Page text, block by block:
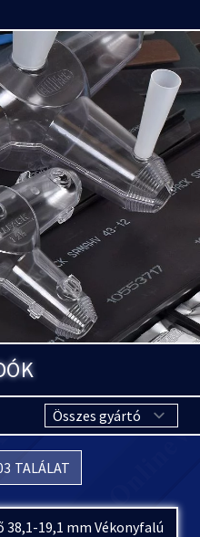
TALÁLAT
38,1-19,1 mm Vékonyfalú